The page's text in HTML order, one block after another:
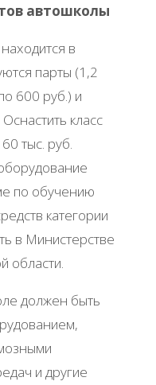
автошколы
в
парты (1,2
600 руб.) и
класс
тыс. руб.
по обучению
категории
в Министерстве
области.
должен быть
и другие